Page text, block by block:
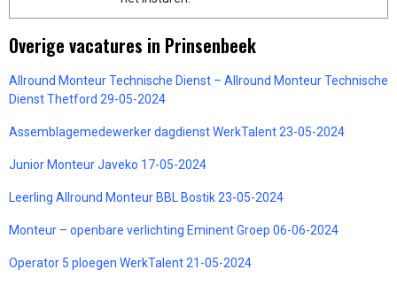
Overige vacatures in Prinsenbeek
Allround Monteur Technische Dienst – Allround Monteur Technische
Dienst Thetford 29-05-2024
Assemblagemedewerker dagdienst WerkTalent 23-05-2024
Junior Monteur Javeko 17-05-2024
Leerling Allround Monteur BBL Bostik 23-05-2024
Monteur – openbare verlichting Eminent Groep 06-06-2024
Operator 5 ploegen WerkTalent 21-05-2024